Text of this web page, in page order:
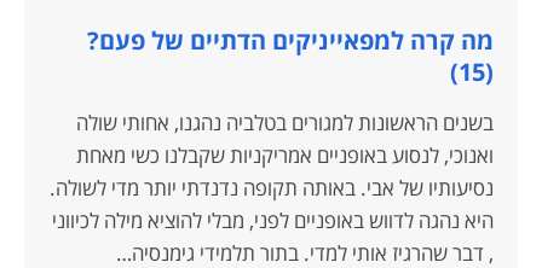
מה קרה למפאייניקים הדתיים של פעם?
(15)
בשנים הראשונות למגורים בטלביה נהגנו, אחותי שולה
ואנוכי, לנסוע באופניים אמריקניות שקבלנו כשי מאחת
נסיעותיו של אבי. באותה תקופה נדנדתי יותר מדי לשולה.
היא נהגה לדווש באופניים לפני, מבלי להוציא מילה לכיווני
, דבר שהרגיז אותי למדי. בתור תלמידי גימנסיה…